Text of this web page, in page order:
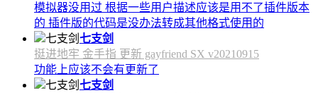
模拟器没用过 根据一些用户描述应该是用不了插件版本
的 插件版的代码是没办法转成其他格式使用的
七支剑
挺进地牢 金手指 更新 gayfriend SX v20210915
功能上应该不会有更新了
七支剑